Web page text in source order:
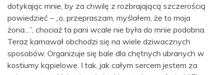
dotykając mnie, by za chwilę z rozbrajającą szczerością
powiedzieć – „o, przepraszam, myślałem, że to moja
żona…”, chociaż ta pani wcale nie była do mnie podobna.
Teraz karnawał obchodzi się na wiele dziwacznych
sposobów. Organizuje się bale dla chętnych ubranych w
kostiumy kąpielowe. I tak, jak całym sercem jestem za